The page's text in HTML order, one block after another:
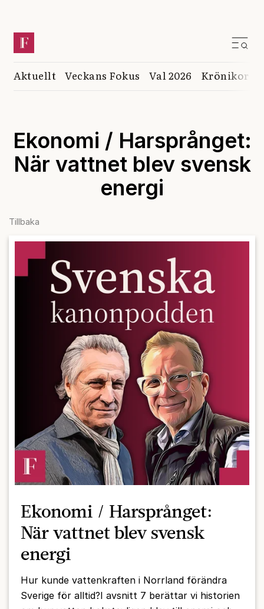
Aktuellt Veckans Fokus Val 2026 Krönikor
Ekonomi / Harsprånget:
När vattnet blev svensk
energi
Tillbaka
Ekonomi / Harsprånget:
När vattnet blev svensk
energi
Hur kunde vattenkraften i Norrland förändra
Sverige för alltid?I avsnitt 7 berättar vi historien